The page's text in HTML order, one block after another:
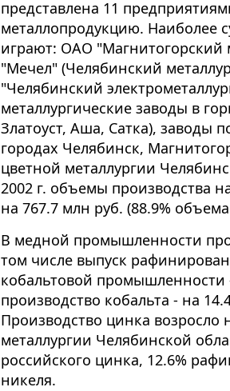
представлена 11
металлопродукцию. Наиболее
играют: ОАО "Магнитогорский
"Мечел" (Челябинский
"Челябинский
металлургические заводы в
Златоуст, Аша, Сатка), заводы
городах Челябинск,
цветной металлургии
2002 г. объемы производства
на 767.7 млн руб. (88.9%
В медной промышленности
том числе выпуск
кобальтовой промышленности
производство кобальта - на
Производство цинка возросло
металлургии Челябинской
российского цинка, 12.6%
никеля.